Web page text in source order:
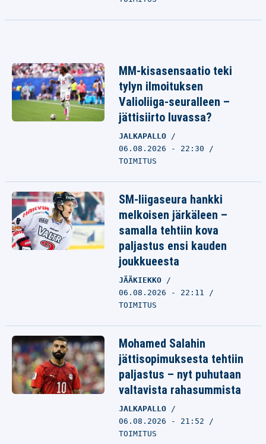
MM-kisasensaatio teki
tylyn ilmoituksen
Valioliiga-seuralleen –
jättisiirto luvassa?
JALKAPALLO
06.08.2026 - 22:30
TOIMITUS
SM-liigaseura hankki
melkoisen järkäleen –
samalla tehtiin kova
paljastus ensi kauden
joukkueesta
JÄÄKIEKKO
06.08.2026 - 22:11
TOIMITUS
Mohamed Salahin
jättisopimuksesta tehtiin
paljastus – nyt puhutaan
valtavista rahasummista
JALKAPALLO
06.08.2026 - 21:52
TOIMITUS